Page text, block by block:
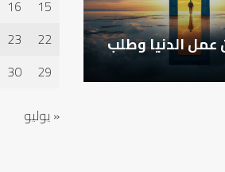
عمل الدنيا وطلب كيف
الإنسان؟
15
16
22
23
29
30
« يوليو